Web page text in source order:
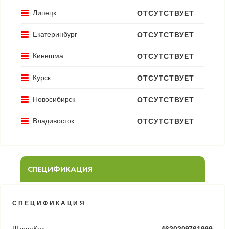
Липецк ОТСУТСТВУЕТ
Екатеринбург ОТСУТСТВУЕТ
Кинешма ОТСУТСТВУЕТ
Курск ОТСУТСТВУЕТ
Новосибирск ОТСУТСТВУЕТ
Владивосток ОТСУТСТВУЕТ
СПЕЦИФИКАЦИЯ
СПЕЦИФИКАЦИЯ